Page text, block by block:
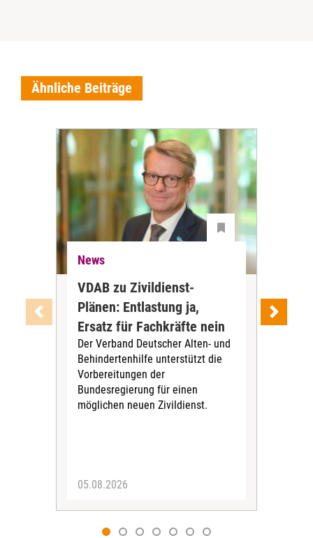
Ähnliche Beiträge
News
VDAB zu Zivildienst-
Plänen: Entlastung ja,
Ersatz für Fachkräfte nein
Der Verband Deutscher Alten- und
Behindertenhilfe unterstützt die
Vorbereitungen der
Bundesregierung für einen
möglichen neuen Zivildienst.
05.08.2026